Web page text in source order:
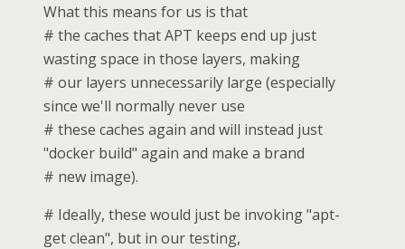
What this means for us is that
# the caches that APT keeps end up just
wasting space in those layers, making
# our layers unnecessarily large (especially
since we'll normally never use
# these caches again and will instead just
"docker build" again and make a brand
# new image).
# Ideally, these would just be invoking "apt-
get clean", but in our testing,